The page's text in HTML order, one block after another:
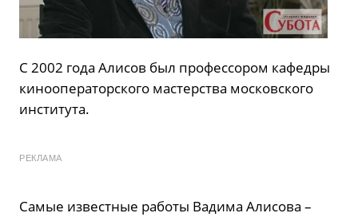
С 2002 года Алисов был профессором кафедры
кинооператорского мастерства московского
института.
РЕКЛАМА
Самые известные работы Вадима Алисова –